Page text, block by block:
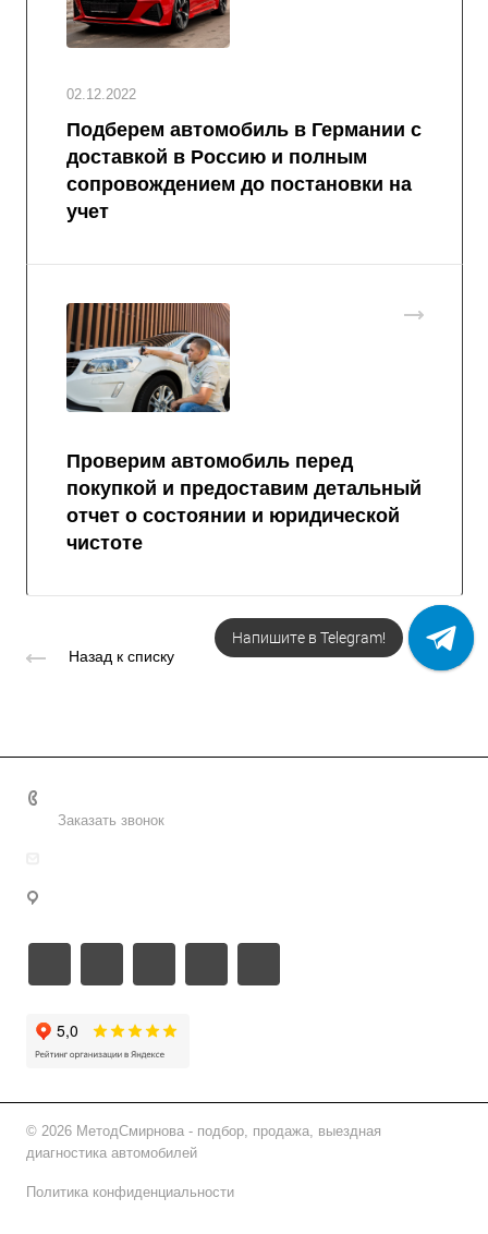
02.12.2022
Подберем автомобиль в Германии с
доставкой в Россию и полным
сопровождением до постановки на
учет
Проверим автомобиль перед
покупкой и предоставим детальный
отчет о состоянии и юридической
чистоте
Назад к списку
Заказать звонок
© 2026 МетодСмирнова - подбор, продажа, выездная
диагностика автомобилей
Политика конфиденциальности
Напишите в Telegram!